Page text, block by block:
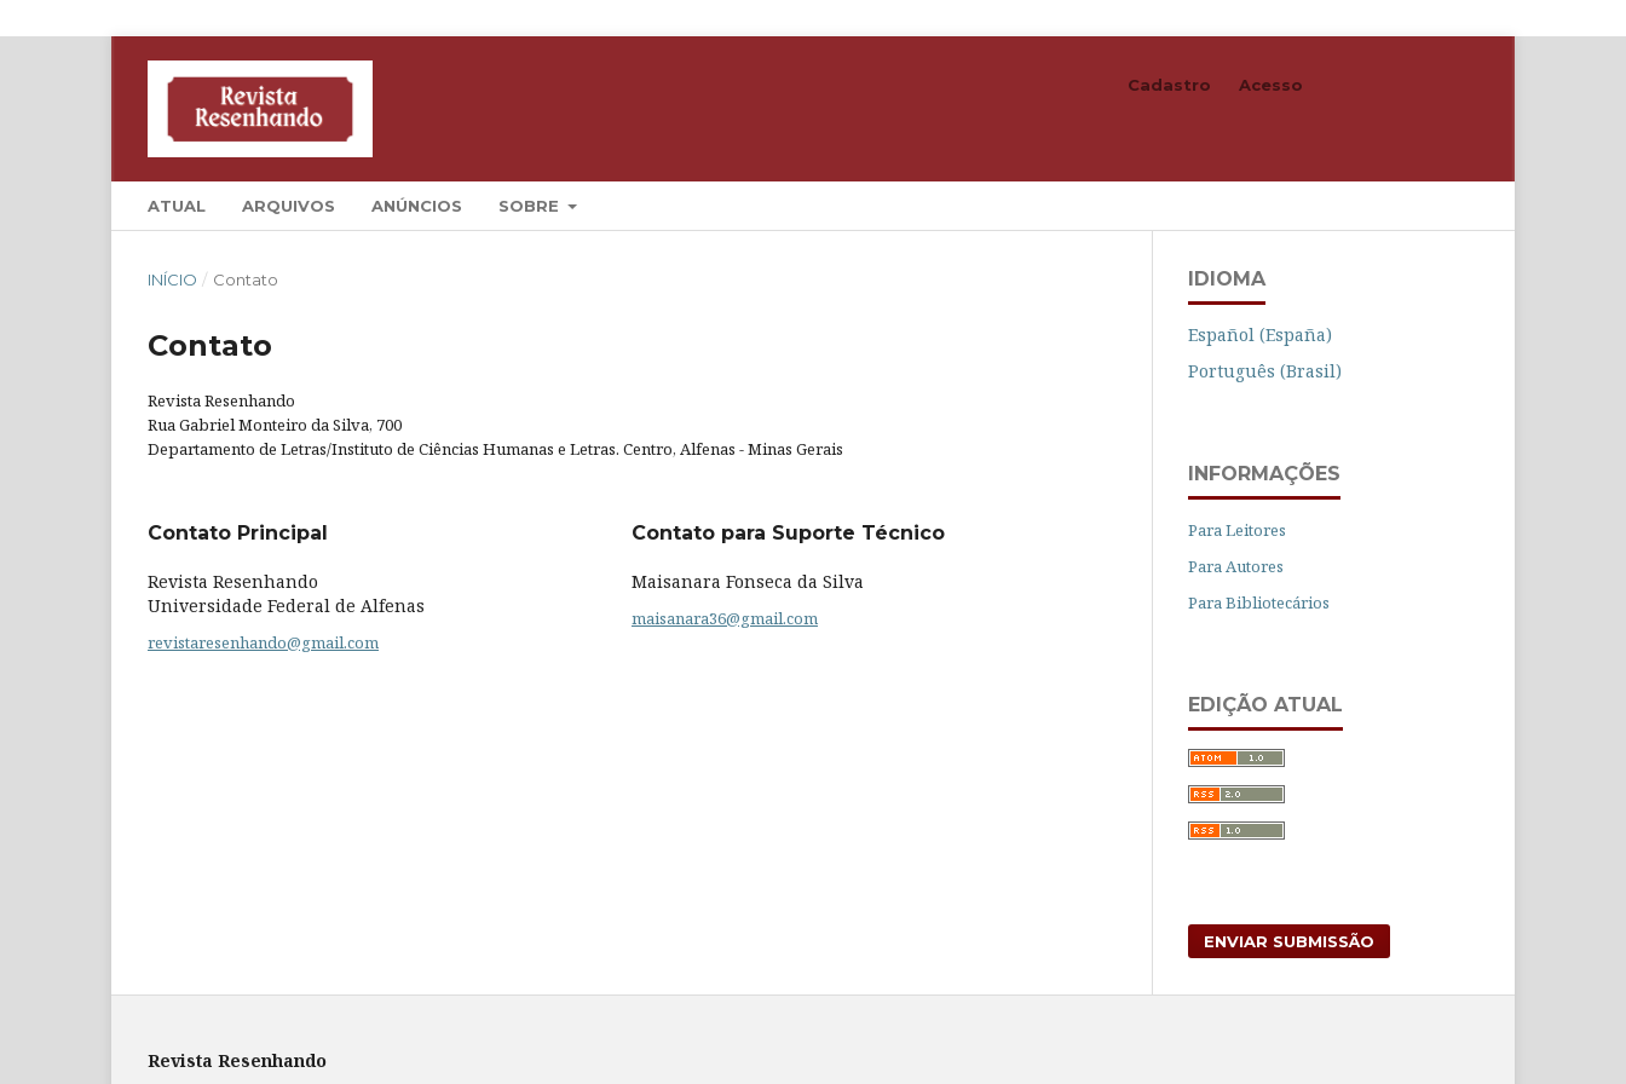
ATUAL ARQUIVOS ANÚNCIOS SOBRE
Cadastro Acesso
INÍCIO / Contato
Contato
Revista Resenhando
Rua Gabriel Monteiro da Silva, 700
Departamento de Letras/Instituto de Ciências Humanas e Letras. Centro, Alfenas - Minas Gerais
Contato Principal
Revista Resenhando
Universidade Federal de Alfenas
revistaresenhando@gmail.com
Contato para Suporte Técnico
Maisanara Fonseca da Silva
maisanara36@gmail.com
IDIOMA
Español (España)
Português (Brasil)
INFORMAÇÕES
Para Leitores
Para Autores
Para Bibliotecários
EDIÇÃO ATUAL
ENVIAR SUBMISSÃO
Revista Resenhando